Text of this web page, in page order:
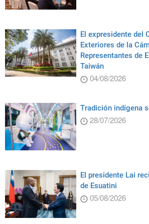
El expresidente del
Exteriores de la
Representantes de
Taiwán
04/08/2026
Tradición indígena
28/07/2026
El presidente Lai
de Esuatini
05/08/2026